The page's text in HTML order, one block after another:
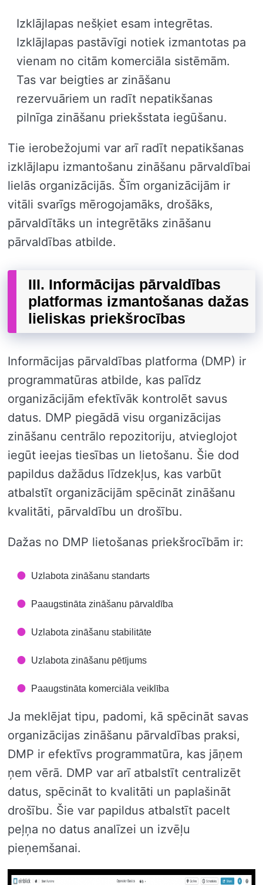
Izklājlapas nešķiet esam integrētas.
Izklājlapas pastāvīgi notiek izmantotas pa
vienam no citām komerciāla sistēmām.
Tas var beigties ar zināšanu
rezervuāriem un radīt nepatikšanas
pilnīga zināšanu priekšstata iegūšanu.
Tie ierobežojumi var arī radīt nepatikšanas
izklājlapu izmantošanu zināšanu pārvaldībai
lielās organizācijās. Šīm organizācijām ir
vitāli svarīgs mērogojamāks, drošāks,
pārvaldītāks un integrētāks zināšanu
pārvaldības atbilde.
III. Informācijas pārvaldības
platformas izmantošanas dažas
lieliskas priekšrocības
Informācijas pārvaldības platforma (DMP) ir
programmatūras atbilde, kas palīdz
organizācijām efektīvāk kontrolēt savus
datus. DMP piegādā visu organizācijas
zināšanu centrālo repozitoriju, atvieglojot
iegūt ieejas tiesības un lietošanu. Šie dod
papildus dažādus līdzekļus, kas varbūt
atbalstīt organizācijām spēcināt zināšanu
kvalitāti, pārvaldību un drošību.
Dažas no DMP lietošanas priekšrocībām ir:
Uzlabota zināšanu standarts
Paaugstināta zināšanu pārvaldība
Uzlabota zināšanu stabilitāte
Uzlabota zināšanu pētījums
Paaugstināta komerciāla veiklība
Ja meklējat tipu, padomi, kā spēcināt savas
organizācijas zināšanu pārvaldības praksi,
DMP ir efektīvs programmatūra, kas jāņem
ņem vērā. DMP var arī atbalstīt centralizēt
datus, spēcināt to kvalitāti un paplašināt
drošību. Šie var papildus atbalstīt pacelt
peļņa no datus analīzei un izvēļu
pieņemšanai.